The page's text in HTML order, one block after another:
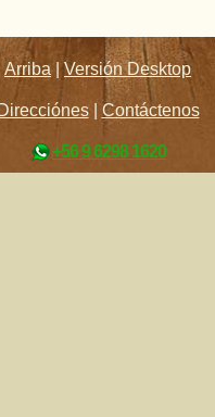
Arriba |Versión Desktop
Direcciónes| Contáctenos
+56 9 6298 1620